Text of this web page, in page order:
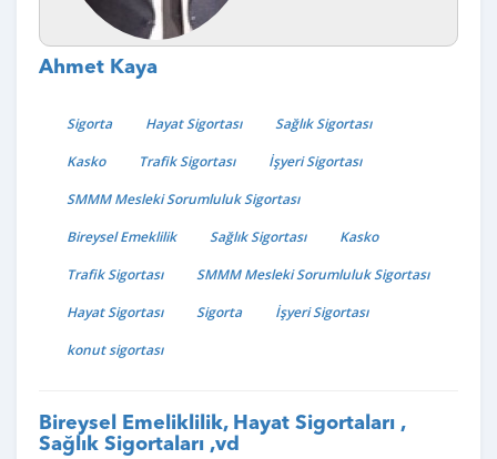
Ahmet Kaya
Sigorta Hayat Sigortası
Sağlık Sigortası
Kasko
Trafik Sigortası
İşyeri Sigortası
SMMM Mesleki Sorumluluk Sigortası
Bireysel Emeklilik
Sağlık Sigortası
Kasko
Trafik Sigortası
SMMM Mesleki Sorumluluk Sigortası
Hayat Sigortası
Sigorta
İşyeri Sigortası
konut sigortası
Bireysel Emeliklilik, Hayat Sigortaları ,
Sağlık Sigortaları ,vd